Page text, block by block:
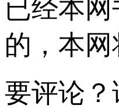
已经本
的，本
要评论？